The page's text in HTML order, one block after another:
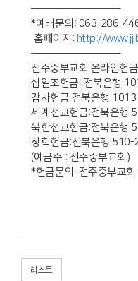
———————————
*예배문의: 063-286-
홈페이지: http://
———————————
전주중부교회 온라인헌
십일조헌금: 전북은행
감사헌금:전북은행
세계선교헌금:전북은행
북한선교헌금:전북은행
장학헌금:전북은행
(예금주 : 전주중부교회)
*헌금문의: 전주중부교
리스트